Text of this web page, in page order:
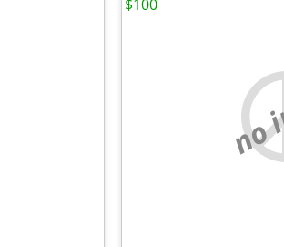
$100